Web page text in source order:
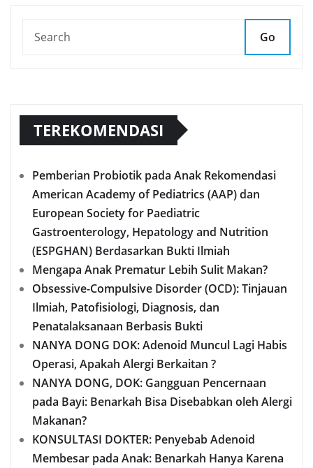
Go
TEREKOMENDASI
Pemberian Probiotik pada Anak Rekomendasi
American Academy of Pediatrics (AAP) dan
European Society for Paediatric
Gastroenterology, Hepatology and Nutrition
(ESPGHAN) Berdasarkan Bukti Ilmiah
Mengapa Anak Prematur Lebih Sulit Makan?
Obsessive-Compulsive Disorder (OCD): Tinjauan
Ilmiah, Patofisiologi, Diagnosis, dan
Penatalaksanaan Berbasis Bukti
NANYA DONG DOK: Adenoid Muncul Lagi Habis
Operasi, Apakah Alergi Berkaitan ?
NANYA DONG, DOK: Gangguan Pencernaan
pada Bayi: Benarkah Bisa Disebabkan oleh Alergi
Makanan?
KONSULTASI DOKTER: Penyebab Adenoid
Membesar pada Anak: Benarkah Hanya Karena